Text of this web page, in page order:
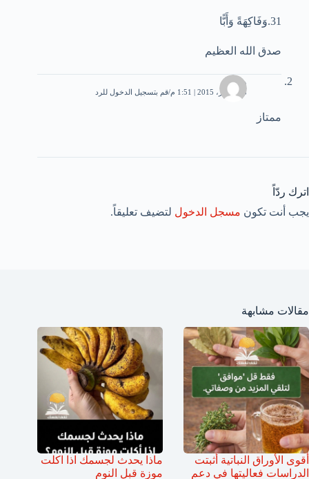
31.وَفَاكِهَةً وَأَبًّا
صدق الله العظيم
وفا
28 أكتوبر، 2015 | 1:51 م قم بتسجيل الدخول للرد
ممتاز
اترك ردّاً
يجب أنت تكون مسجل الدخول لتضيف تعليقاً.
مقالات مشابهة
أقوى الأوراق النباتية أثبتت
الدراسات فعاليتها في دعم
ماذا يحدث لجسمك اذا اكلت
موزة قبل النوم